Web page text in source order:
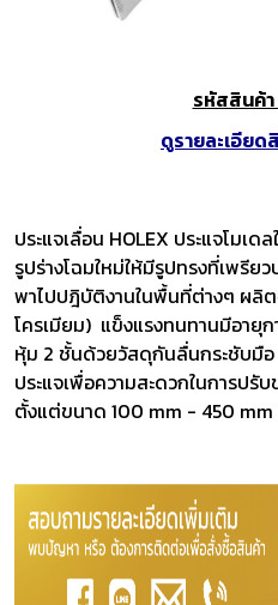
รหัสสินค้า
ดูรายละเอีย
ประแจเลื่อน HOLEX ประแจโมเ
รูปร่างโฉมใหม่ให้มีรูปทรงที่เพรีย
พาไปปฎิบัติงานในพื้นที่ต่างๆ ผลิ
โครเมียม) แข็งแรงทนทานมีอายุ
หุ้ม 2 ชั้นด้วยวัสดุกันลื่นกระชับมื
ประแจเพื่อความสะดวกในการปรั
ตั้งแต่ขนาด 100 mm - 450 mm